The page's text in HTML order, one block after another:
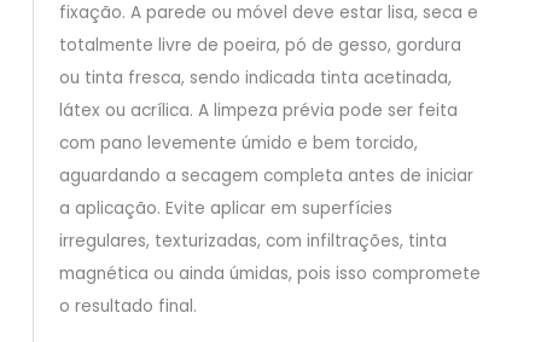
fixação. A parede ou móvel deve estar lisa, seca e
totalmente livre de poeira, pó de gesso, gordura
ou tinta fresca, sendo indicada tinta acetinada,
látex ou acrílica. A limpeza prévia pode ser feita
com pano levemente úmido e bem torcido,
aguardando a secagem completa antes de iniciar
a aplicação. Evite aplicar em superfícies
irregulares, texturizadas, com infiltrações, tinta
magnética ou ainda úmidas, pois isso compromete
o resultado final.